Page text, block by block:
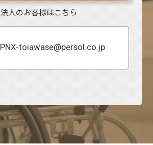
法人のお客様はこちら
PNX-toiawase@persol.co.jp